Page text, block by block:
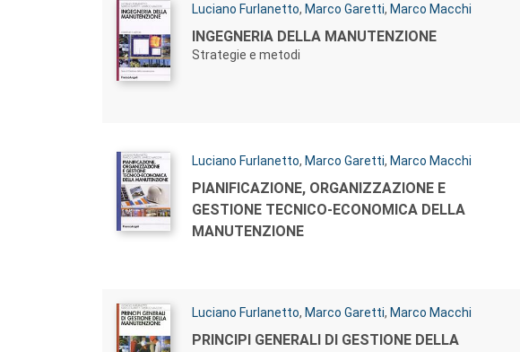
Autori:
Luciano Furlanetto, Marco Garetti, Marco Macchi
Titolo:
INGEGNERIA DELLA MANUTENZIONE
Strategie e metodi
Autori:
Luciano Furlanetto, Marco Garetti, Marco Macchi
Titolo:
PIANIFICAZIONE, ORGANIZZAZIONE E
GESTIONE TECNICO-ECONOMICA DELLA
MANUTENZIONE
Autori:
Luciano Furlanetto, Marco Garetti, Marco Macchi
Titolo:
PRINCIPI GENERALI DI GESTIONE DELLA